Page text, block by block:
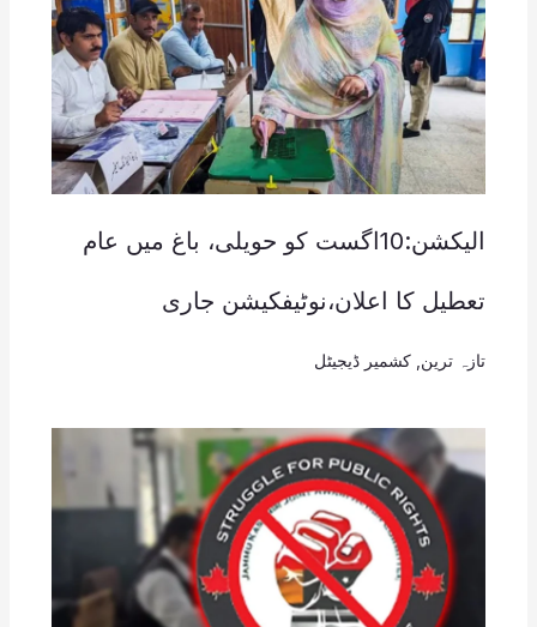
الیکشن:10اگست کو حویلی، باغ میں عام
تعطیل کا اعلان،نوٹیفکیشن جاری
تازہ ترین کشمیر ڈیجیٹل